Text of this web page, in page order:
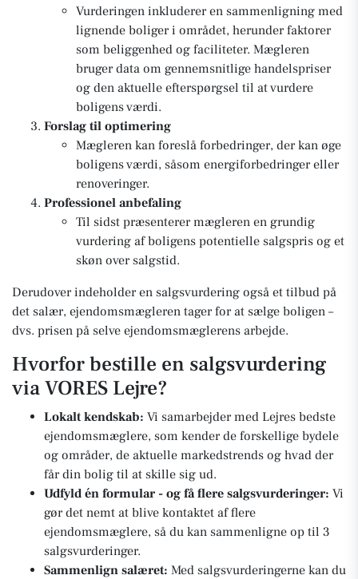
Vurderingen inkluderer en sammenligning med
lignende boliger i området, herunder faktorer
som beliggenhed og faciliteter. Mægleren
bruger data om gennemsnitlige handelspriser
og den aktuelle efterspørgsel til at vurdere
boligens værdi.
Forslag til optimering
Mægleren kan foreslå forbedringer, der kan øge
boligens værdi, såsom energiforbedringer eller
renoveringer.
Professionel anbefaling
Til sidst præsenterer mægleren en grundig
vurdering af boligens potentielle salgspris og et
skøn over salgstid.
Derudover indeholder en salgsvurdering også et tilbud på
det salær, ejendomsmægleren tager for at sælge boligen –
dvs. prisen på selve ejendomsmæglerens arbejde.
Hvorfor bestille en salgsvurdering
via VORES Lejre?
Lokalt kendskab: Vi samarbejder med Lejres bedste
ejendomsmæglere, som kender de forskellige bydele
og områder, de aktuelle markedstrends og hvad der
får din bolig til at skille sig ud.
Udfyld én formular - og få flere salgsvurderinger: Vi
gør det nemt at blive kontaktet af flere
ejendomsmæglere, så du kan sammenligne op til 3
salgsvurderinger.
Sammenlign salæret: Med salgsvurderingerne kan du